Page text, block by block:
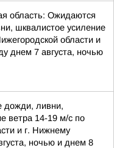
область: Ожидаются
шквалистое усиление
области и
днем 7 августа, ночью
дожди, ливни,
ветра 14-19 м/с по
и г. Нижнему
ночью и днем 8